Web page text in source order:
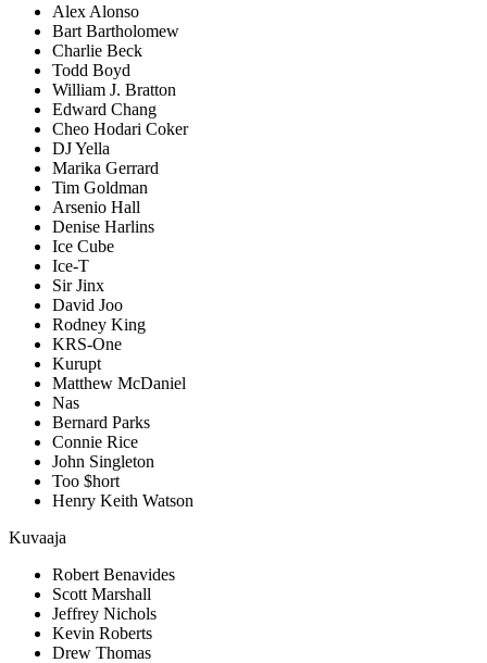
Alex Alonso
Bart Bartholomew
Charlie Beck
Todd Boyd
William J. Bratton
Edward Chang
Cheo Hodari Coker
DJ Yella
Marika Gerrard
Tim Goldman
Arsenio Hall
Denise Harlins
Ice Cube
Ice-T
Sir Jinx
David Joo
Rodney King
KRS-One
Kurupt
Matthew McDaniel
Nas
Bernard Parks
Connie Rice
John Singleton
Too $hort
Henry Keith Watson
Kuvaaja
Robert Benavides
Scott Marshall
Jeffrey Nichols
Kevin Roberts
Drew Thomas